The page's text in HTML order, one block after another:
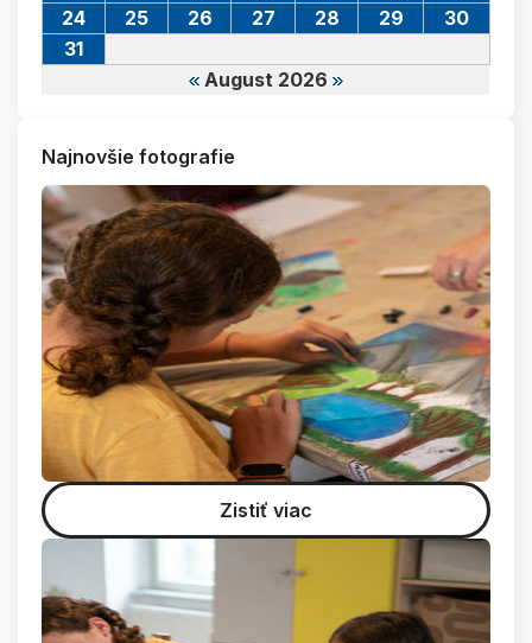
August 2026
24
25 26 27 28 29
30
31
Najnovšie fotografie
Zistiť viac